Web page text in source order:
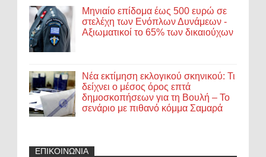
Μηνιαίο επίδομα έως 500 ευρώ σε
στελέχη των Ενόπλων Δυνάμεων -
Αξιωματικοί το 65% των δικαιούχων
Νέα εκτίμηση εκλογικού σκηνικού: Τι
δείχνει ο μέσος όρος επτά
δημοσκοπήσεων για τη Βουλή – Το
σενάριο με πιθανό κόμμα Σαμαρά
ΕΠΙΚΟΙΝΩΝΙΑ